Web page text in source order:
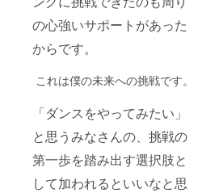
の心強いサポートがあった
からです。
これは僕の未来への挑戦です。
「ダンスをやってみたい」
と思うみなさんの、挑戦の
第一歩を踏み出す選択肢と
して加われるといいなと思